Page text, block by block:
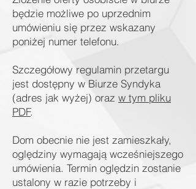
będzie możliwe po uprzednim
umówieniu się przez wskazany
poniżej numer telefonu.
Szczegółowy regulamin przetargu
jest dostępny w Biurze Syndyka
(adres jak wyżej) oraz w tym pliku
PDF.
Dom obecnie nie jest zamieszkały,
oględziny wymagają wcześniejszego
umówienia. Termin oględzin zostanie
ustalony w razie potrzeby i